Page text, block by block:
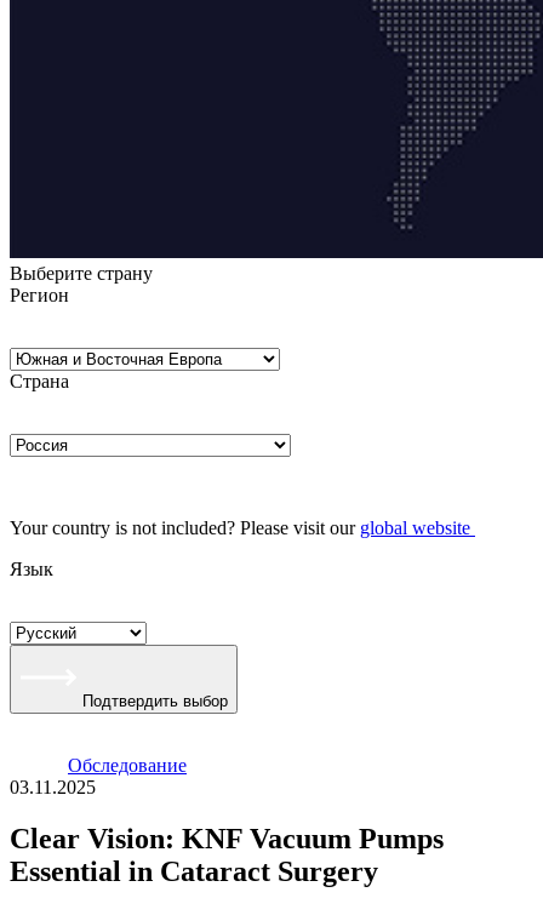
Выберите страну
Регион
Страна
Your country is not included? Please visit our global website
Язык
Подтвердить выбор
Oбследование
03.11.2025
Clear Vision: KNF Vacuum Pumps
Essential in Cataract Surgery